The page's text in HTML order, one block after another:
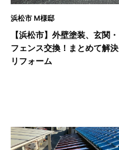
浜松市 M様邸
【浜松市】外壁塗装、玄関・
フェンス交換！まとめて解決
リフォーム